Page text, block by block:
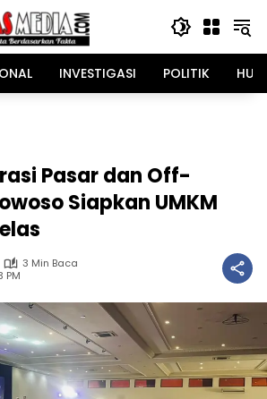
INVESTIGASI POLITIK
Pasar dan Off-
Siapkan UMKM
3 Min Baca
PM